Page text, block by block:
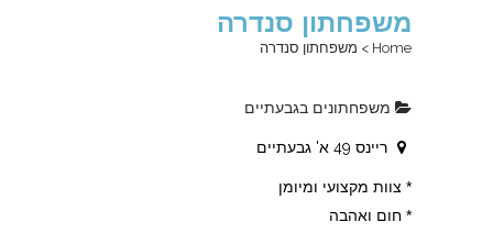
משפחתון סנדרה
Home
> משפחתון סנדרה
משפחתונים בגבעתיים
ריינס 49 א' גבעתיים
* צוות מקצועי ומיומן
* חום ואהבה